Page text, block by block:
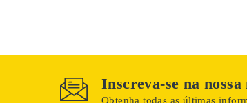
Inscreva-se na
Obtenha todas as últimas